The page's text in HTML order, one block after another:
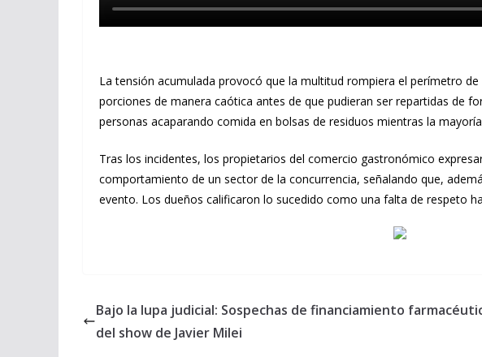
La tensión acumulada provocó que la multitud rompiera el perímetro
porciones de manera caótica antes de que pudieran ser repartidas de
personas acaparando comida en bolsas de residuos mientras la
Tras los incidentes, los propietarios del comercio gastronómico
comportamiento de un sector de la concurrencia, señalando que,
evento. Los dueños calificaron lo sucedido como una falta de respeto
Bajo la lupa judicial: Sospechas de financiamiento
del show de Javier Milei